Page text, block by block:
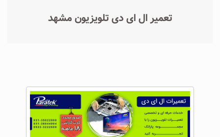
تعمیر ال ای دی تلویزیون مشهد